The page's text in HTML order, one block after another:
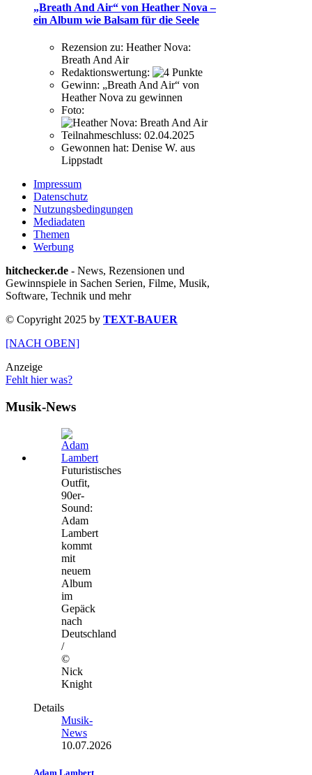
„Breath And Air“ von Heather Nova –
ein Album wie Balsam für die Seele
Rezension zu: Heather Nova:
Breath And Air
Redaktionswertung:
Gewinn: „Breath And Air“ von
Heather Nova zu gewinnen
Foto:
Teilnahmeschluss: 02.04.2025
Gewonnen hat: Denise W. aus
Lippstadt
Impressum
Datenschutz
Nutzungsbedingungen
Mediadaten
Themen
Werbung
hitchecker.de - News, Rezensionen und
Gewinnspiele in Sachen Serien, Filme, Musik,
Software, Technik und mehr
© Copyright 2025 by TEXT-BAUER
[NACH OBEN]
Anzeige
Fehlt hier was?
Musik-News
Futuristisches
Outfit,
90er-
Sound:
Adam
Lambert
kommt
mit
neuem
Album
im
Gepäck
nach
Deutschland
/
©
Nick
Knight
Details
Musik-
News
10.07.2026
Adam Lambert